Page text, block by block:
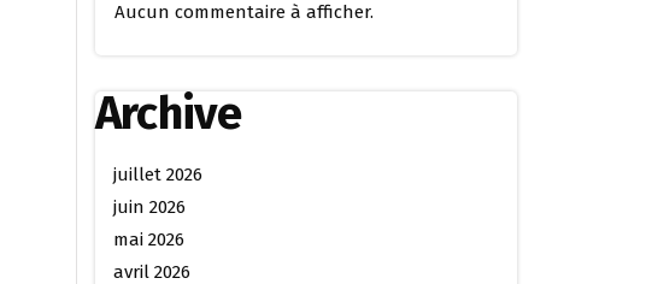
Aucun commentaire à afficher.
Archive
juillet 2026
juin 2026
mai 2026
avril 2026